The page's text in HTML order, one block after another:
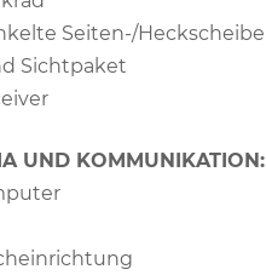
Seiten-/Heckscheibe
Sichtpaket
UND KOMMUNIKATION: